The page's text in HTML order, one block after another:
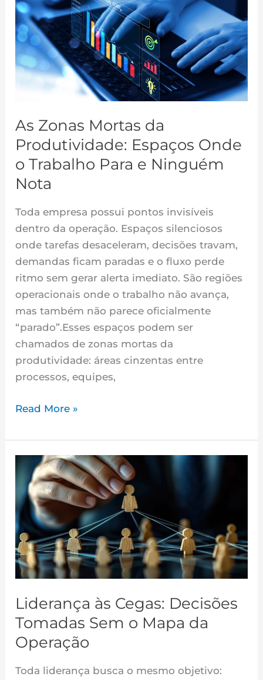
As Zonas Mortas da
Produtividade: Espaços Onde
o Trabalho Para e Ninguém
Nota
Toda empresa possui pontos invisíveis
dentro da operação. Espaços silenciosos
onde tarefas desaceleram, decisões travam,
demandas ficam paradas e o fluxo perde
ritmo sem gerar alerta imediato. São regiões
operacionais onde o trabalho não avança,
mas também não parece oficialmente
“parado”.Esses espaços podem ser
chamados de zonas mortas da
produtividade: áreas cinzentas entre
processos, equipes,
Zonas
Mortas
da
Produtividade:
Espaços
Onde
Trabalho
Para
Nota
Read More »
Liderança às Cegas: Decisões
Tomadas Sem o Mapa da
Operação
Toda liderança busca o mesmo objetivo:
Liderança
Cegas:
Decisões
Tomadas
Sem
o
Mapa
da
Operação